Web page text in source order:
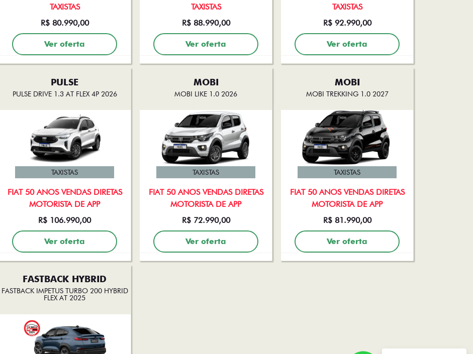
TAXISTAS
R$ 80.990,00
Ver oferta
TAXISTAS
R$ 88.990,00
Ver oferta
TAXISTAS
R$ 92.990,00
Ver oferta
PULSE
PULSE DRIVE 1.3 AT FLEX 4P 2026
FIAT 50 ANOS VENDAS DIRETAS
MOTORISTA DE APP
TAXISTAS
R$ 106.990,00
Ver oferta
MOBI
MOBI LIKE 1.0 2026
FIAT 50 ANOS VENDAS DIRETAS
MOTORISTA DE APP
TAXISTAS
R$ 72.990,00
Ver oferta
MOBI
MOBI TREKKING 1.0 2027
FIAT 50 ANOS VENDAS DIRETAS
MOTORISTA DE APP
TAXISTAS
R$ 81.990,00
Ver oferta
FASTBACK HYBRID
FASTBACK IMPETUS TURBO 200 HYBRID
FLEX AT 2025